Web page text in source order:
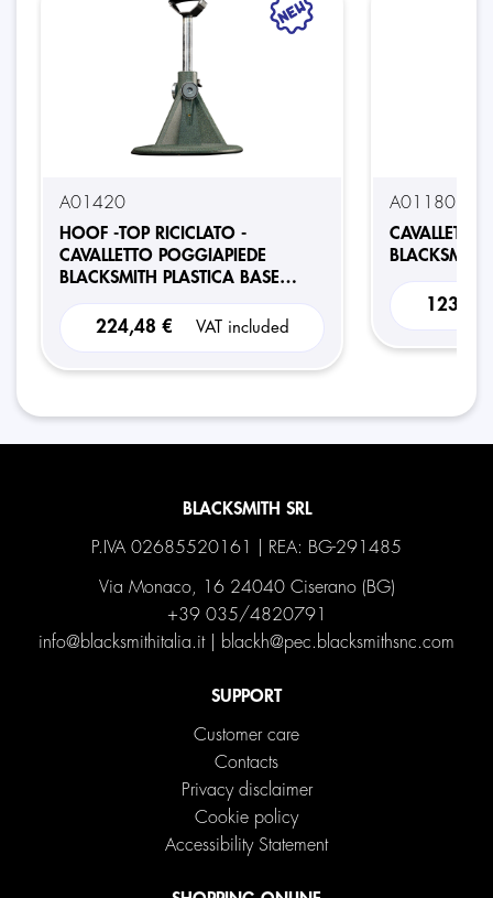
A01420
HOOF -TOP RICICLATO -
CAVALLETTO POGGIAPIEDE
BLACKSMITH PLASTICA BASE
224,48 € VAT included
A01180
CAVALLETTO
BLACKSMITH SRL
P.IVA 02685520161 | REA: BG-291485
Via Monaco, 16 24040 Ciserano (BG)
+39 035/4820791
info@blacksmithitalia.it| blackh@pec.blacksmithsnc.com
SUPPORT
Customer care
Contacts
Privacy disclaimer
Cookie policy
Accessibility Statement